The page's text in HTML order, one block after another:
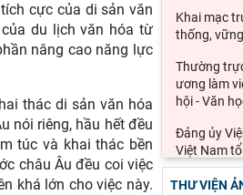
cực của di sản văn
du lịch văn hóa từ
nâng cao năng lực
thác di sản văn hóa
nói riêng, hầu hết đều
túc và khai thác bền
châu Âu đều coi việc
khá lớn cho việc này.
Khai mạc
thống,
Thường
ương làm
hội - Văn
Đảng ủy
Việt Nam
nghiệp vụ
THƯ VIỆN